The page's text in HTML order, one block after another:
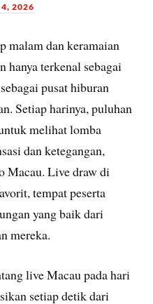
2026
malam dan keramaian
hanya terkenal sebagai
pusat hiburan
Setiap harinya, puluhan
melihat lomba
dan ketegangan,
Macau. Live draw di
tempat peserta
yang baik dari
mereka.
live Macau pada hari
setiap detik dari